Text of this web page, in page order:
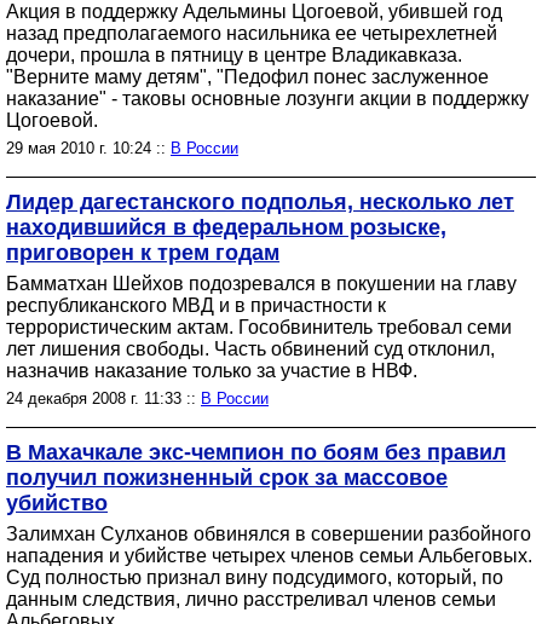
Акция в поддержку Адельмины Цогоевой, убившей год
назад предполагаемого насильника ее четырехлетней
дочери, прошла в пятницу в центре Владикавказа.
"Верните маму детям", "Педофил понес заслуженное
наказание" - таковы основные лозунги акции в поддержку
Цогоевой.
29 мая 2010 г. 10:24 :: В России
Лидер дагестанского подполья, несколько лет
находившийся в федеральном розыске,
приговорен к трем годам
Бамматхан Шейхов подозревался в покушении на главу
республиканского МВД и в причастности к
террористическим актам. Гособвинитель требовал семи
лет лишения свободы. Часть обвинений суд отклонил,
назначив наказание только за участие в НВФ.
24 декабря 2008 г. 11:33 :: В России
В Махачкале экс-чемпион по боям без правил
получил пожизненный срок за массовое
убийство
Залимхан Сулханов обвинялся в совершении разбойного
нападения и убийстве четырех членов семьи Альбеговых.
Суд полностью признал вину подсудимого, который, по
данным следствия, лично расстреливал членов семьи